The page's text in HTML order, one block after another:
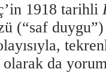
1918 tarihli
(“saf
da